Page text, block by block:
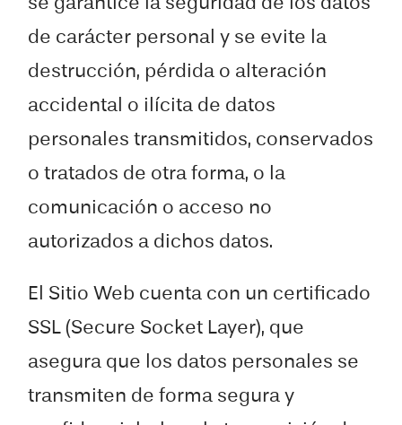
de carácter personal y se evite la
destrucción, pérdida o alteración
accidental o ilícita de datos
personales transmitidos, conservados
o tratados de otra forma, o la
comunicación o acceso no
autorizados a dichos datos.
El Sitio Web cuenta con un certificado
SSL (Secure Socket Layer), que
asegura que los datos personales se
transmiten de forma segura y